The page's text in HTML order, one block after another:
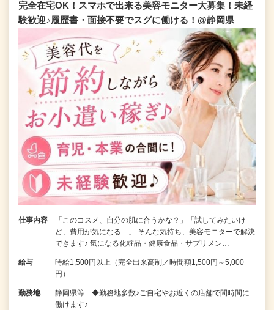
完全在宅OK！スマホで出来る美容モニター大募集！未経
験歓迎♪履歴書・面接不要でスグに働ける！@静岡県
仕事内容
「このコスメ、自分の肌に合うかな？」「試してみたいけ
ど、費用が気になる…」 そんな気持ち、美容モニターで解決
できます♪ 気になる化粧品・健康食品・サプリメン…
給与
時給1,500円以上（完全出来高制／時間額1,500円～5,000
円）
勤務地
静岡県等 ◆勤務地多数♪ご自宅やお近くの店舗で間時間に
働けます♪